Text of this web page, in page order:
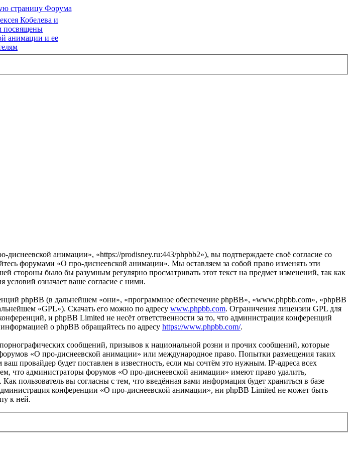
анимации», «https://prodisney.ru:443/phpbb2»), вы подтверждаете своё согласие со
форумами «О про-диснеевской анимации». Мы оставляем за собой право изменять эти
стороны было бы разумным регулярно просматривать этот текст на предмет изменений, так как
означает ваше согласие с ними.
phpBB (в дальнейшем «они», «программное обеспечение phpBB», «www.phpbb.com», «phpBB
«GPL»). Скачать его можно по адресу www.phpbb.com. Ограничения лицензии GPL для
и phpBB Limited не несёт ответственности за то, что администрация конференций
о phpBB обращайтесь по адресу https://www.phpbb.com/.
сообщений, призывов к национальной розни и прочих сообщений, которые
«О про-диснеевской анимации» или международное право. Попытки размещения таких
провайдер будет поставлен в известность, если мы сочтём это нужным. IP-адреса всех
что администраторы форумов «О про-диснеевской анимации» имеют право удалить,
пользователь вы согласны с тем, что введённая вами информация будет храниться в базе
конференции «О про-диснеевской анимации», ни phpBB Limited не может быть
к ней.